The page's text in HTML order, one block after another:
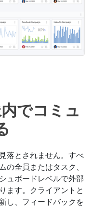
でコミュ
落とされません。すべ
の全員またはタスク、
ュボードレベルで外部
ます。クライアントと
し、フィードバックを